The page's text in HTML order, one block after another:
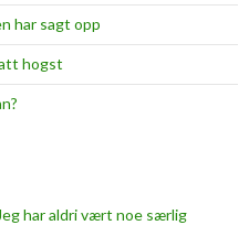
i
a
har sagt opp
hogst
har aldri vært noe særlig